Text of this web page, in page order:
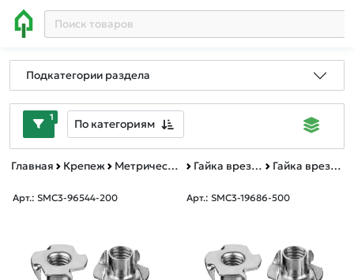
Подкатегории раздела
1 По категориям
Главная Крепеж Метрический крепеж Гайка врезная DIN 1624 Гайка врезная картонная упаковка
Арт.: SMC3-96544-200 Арт.: SMC3-19686-500